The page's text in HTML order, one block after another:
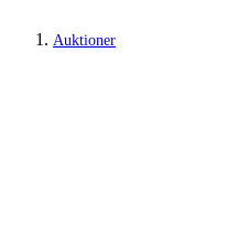
Auktioner